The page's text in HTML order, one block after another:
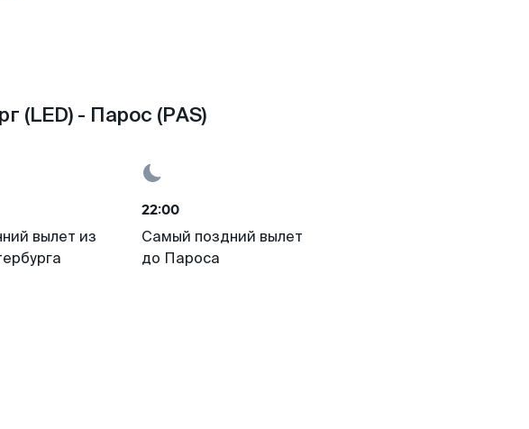
(LED) - Парос (PAS)
вылет из
22:00
Самый поздний вылет
до Пароса